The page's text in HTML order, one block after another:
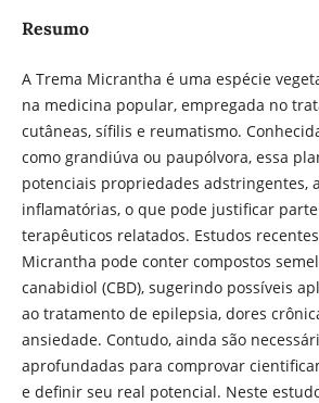
Resumo
A Trema Micrantha é uma espécie
na medicina popular, empregada no
cutâneas, sífilis e reumatismo.
como grandiúva ou paupólvora, essa
potenciais propriedades adstringentes,
inflamatórias, o que pode justificar
terapêuticos relatados. Estudos
Micrantha pode conter compostos
canabidiol (CBD), sugerindo possíveis
ao tratamento de epilepsia, dores
ansiedade. Contudo, ainda são
aprofundadas para comprovar
e definir seu real potencial. Neste